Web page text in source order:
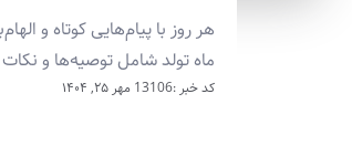
هر روز با پیام‌هایی کوتاه و
ماه تولد شامل توصیه‌ها و
کد خبر :13106 مهر ۲۵, ۱۴۰۴